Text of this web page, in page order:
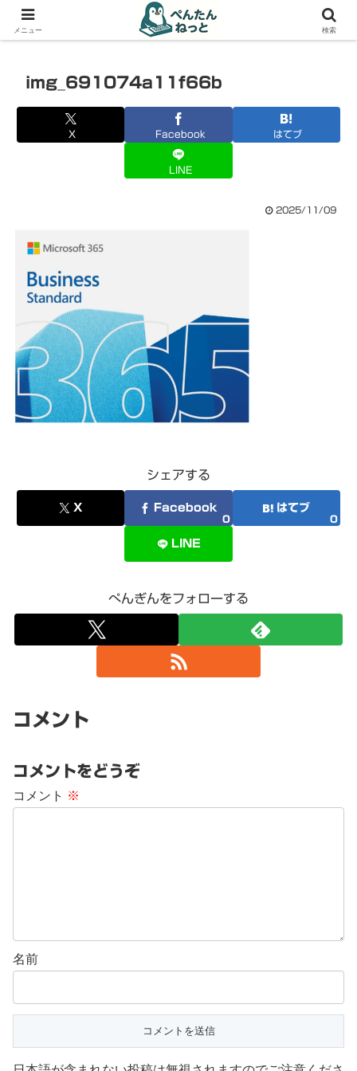
PCやガジェットの備忘録
img_691074a11f66b
X Facebook はてブ
LINE
2025/11/09
シェアする
X Facebook
0
はてブ
0
LINE
ぺんぎんをフォローする
コメント
コメントをどうぞ
コメント ※
名前
メニュー 検索